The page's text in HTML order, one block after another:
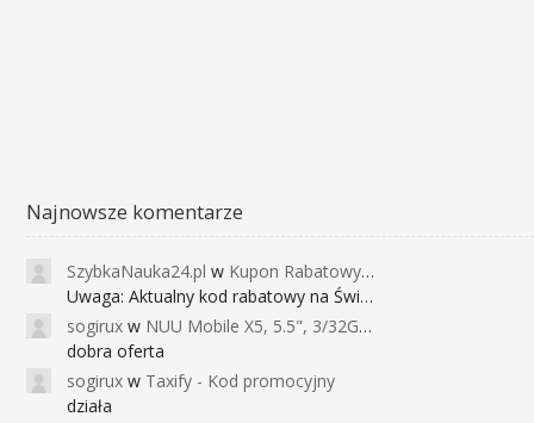
Najnowsze komentarze
SzybkaNauka24.pl w Kupon Rabatowy na Kurs Angielskiego dla Dzieci - FunEnglish
Uwaga: Aktualny kod rabatowy na Święta (
sogirux w NUU Mobile X5, 5.5", 3/32GB, czujnik linii papilarnych, 2950mAh, aparat 13MP za 267zł - Banggood
dobra oferta
sogirux w Taxify - Kod promocyjny
działa